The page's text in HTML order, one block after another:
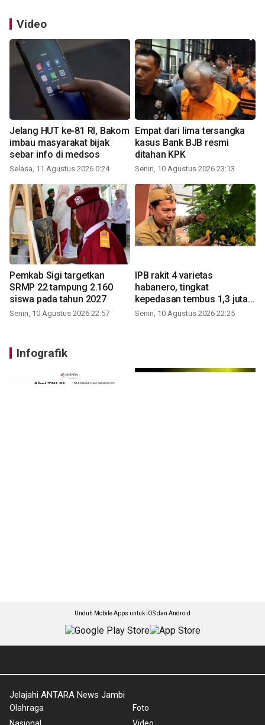
Video
Jelang HUT ke-81 RI, Bakom
imbau masyarakat bijak
sebar info di medsos
Selasa, 11 Agustus 2026 0:24
Empat dari lima tersangka
kasus Bank BJB resmi
ditahan KPK
Senin, 10 Agustus 2026 23:13
Pemkab Sigi targetkan
SRMP 22 tampung 2.160
siswa pada tahun 2027
Senin, 10 Agustus 2026 22:57
IPB rakit 4 varietas
habanero, tingkat
kepedasan tembus 1,3 juta
SHU
Senin, 10 Agustus 2026 22:25
Infografik
Unduh Mobile Apps untuk iOS dan Android
Jelajahi ANTARA News Jambi
Olahraga
Foto